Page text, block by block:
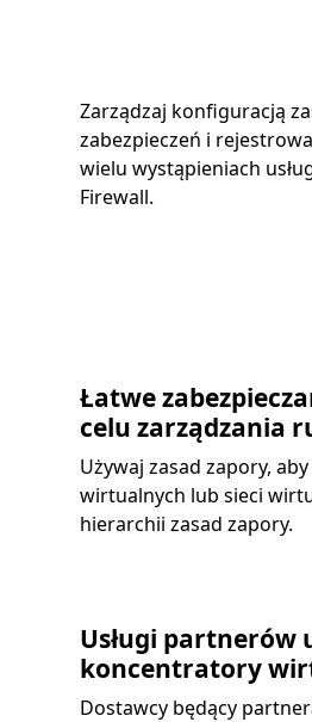
Zarządzaj konfiguracją
zabezpieczeń i
wielu wystąpieniach
Firewall.
Łatwe
celu zarządzania
Używaj zasad zapory,
wirtualnych lub sieci
hierarchii zasad zapory.
Usługi partnerów
koncentratory
Dostawcy będący